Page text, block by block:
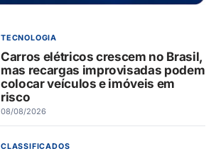
TECNOLOGIA
Carros elétricos crescem no Brasil,
mas recargas improvisadas podem
colocar veículos e imóveis em
risco
08/08/2026
CLASSIFICADOS